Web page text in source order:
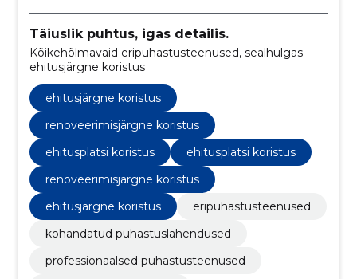
Täiuslik puhtus, igas detailis.
Kõikehõlmavaid eripuhastusteenused, sealhulgas
ehitusjärgne koristus
ehitusjärgne koristus
renoveerimisjärgne koristus
ehitusplatsi koristus
ehitusplatsi koristus
renoveerimisjärgne koristus
ehitusjärgne koristus
eripuhastusteenused
kohandatud puhastuslahendused
professionaalsed puhastusteenused